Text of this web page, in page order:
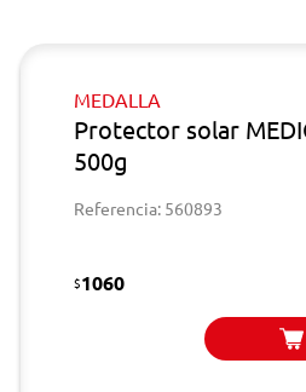
MEDALLA
Protector solar
500g
Referencia: 560893
$1060